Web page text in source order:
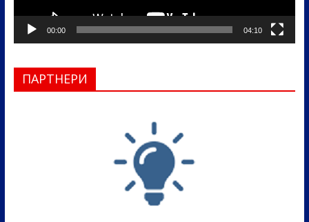
00:00 04:10
ПАРТНЕРИ